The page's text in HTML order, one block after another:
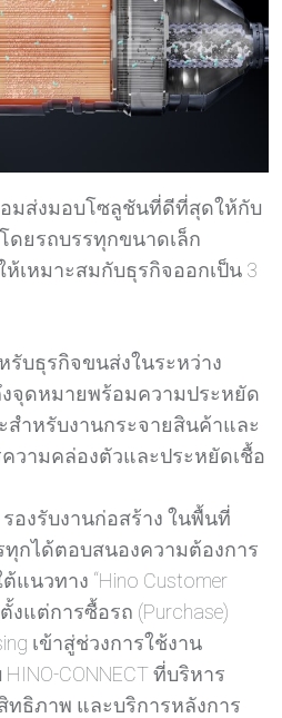
อมส่งมอบโซลูชันที่ดีที่สุดให้กับ
ดยรถบรรทุกขนาดเล็ก
เหมาะสมกับธุรกิจออกเป็น 3
หรับธุรกิจขนส่งในระหว่าง
จุดหมายพร้อมความประหยัด
ะสำหรับงานกระจายสินค้าและ
วามคล่องตัวและประหยัดเชื้อ
รองรับงานก่อสร้าง ในพื้นที่
กได้ตอบสนองความต้องการ
นวทาง “Hino Customer
งแต่การซื้อรถ (Purchase)
เข้าสู่ช่วงการใช้งาน
CONNECT ที่บริหาร
ทธิภาพ และบริการหลังการ